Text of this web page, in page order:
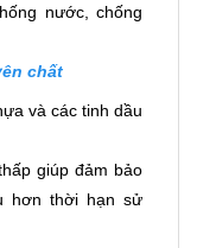
nước, chống
chất
và các tinh dầu
giúp đảm bảo
hơn thời hạn sử